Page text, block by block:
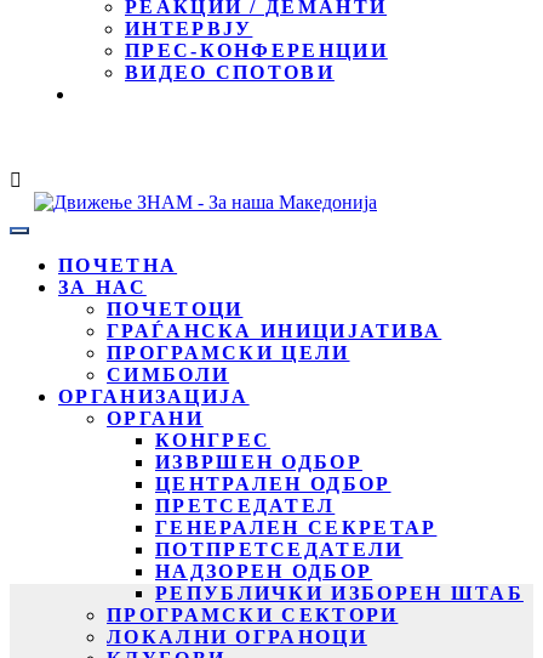
РЕАКЦИИ / ДЕМАНТИ
ИНТЕРВЈУ
ПРЕС-КОНФЕРЕНЦИИ
ВИДЕО СПОТОВИ
ПОЧЕТНА
ЗА НАС
ПОЧЕТОЦИ
ГРАЃАНСКА ИНИЦИЈАТИВА
ПРОГРАМСКИ ЦЕЛИ
СИМБОЛИ
ОРГАНИЗАЦИЈА
ОРГАНИ
КОНГРЕС
ИЗВРШЕН ОДБОР
ЦЕНТРАЛЕН ОДБОР
ПРЕТСЕДАТЕЛ
ГЕНЕРАЛЕН СЕКРЕТАР
ПОТПРЕТСЕДАТЕЛИ
НАДЗОРЕН ОДБОР
РЕПУБЛИЧКИ ИЗБОРЕН ШТАБ
ПРОГРАМСКИ СЕКТОРИ
ЛОКАЛНИ ОГРАНОЦИ